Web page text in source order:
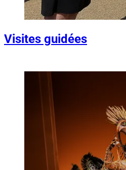
Visites guidées